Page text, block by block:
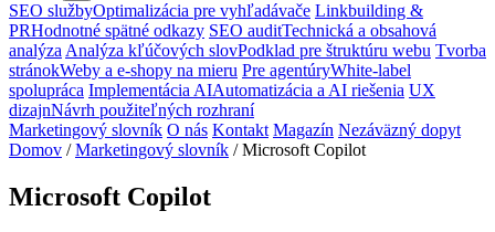
SEO službyOptimalizácia pre vyhľadávače Linkbuilding &
PRHodnotné spätné odkazy SEO auditTechnická a obsahová
analýza Analýza kľúčových slovPodklad pre štruktúru webu Tvorba
stránokWeby a e-shopy na mieru Pre agentúryWhite-label
spolupráca Implementácia AIAutomatizácia a AI riešenia UX
dizajnNávrh použiteľných rozhraní
Marketingový slovník O nás Kontakt Magazín Nezáväzný dopyt
Domov / Marketingový slovník /Microsoft Copilot
Microsoft Copilot